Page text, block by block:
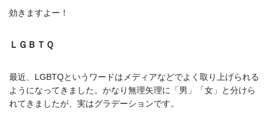
効きますよー！
ＬＧＢＴＱ
最近、LGBTQというワードはメディアなどでよく取り上げられる
ようになってきました。かなり無理矢理に「男」「女」と分けら
れてきましたが、実はグラデーションです。